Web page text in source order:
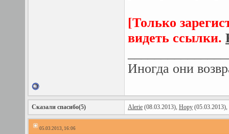
[Только
видеть ссылки.
Иногда они
Сказали спасибо(5) Alerie (08.03.2013), Hopy (05.03.2013),
05.03.2013, 16:06